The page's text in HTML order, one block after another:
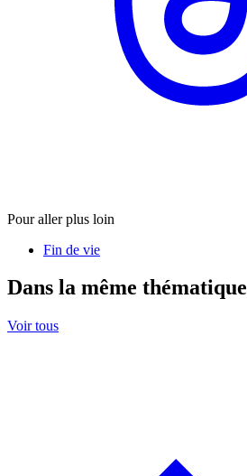
Pour aller plus loin
Fin de vie
Dans la même thématique
Voir tous